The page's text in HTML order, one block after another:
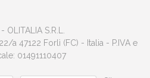
S.R.L.
a 47122 Forlì (FC) - Italia - P.IVA e
01491110407